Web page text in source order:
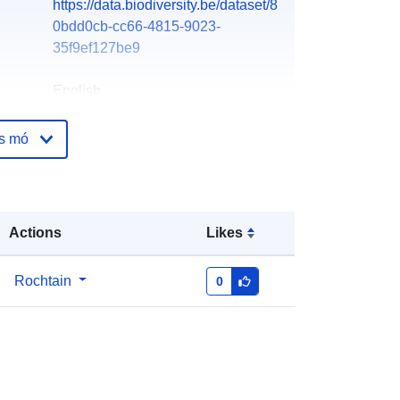
Actions Likes
Rochtain 0
https://data.biodiversity.be/dataset/8
0bdd0cb-cc66-4815-9023-
35f9ef127be9
English
UNESCO OBIS
mailto:helpdesk@obis.org
Curtha le data.europa.eu: 28 July
mó